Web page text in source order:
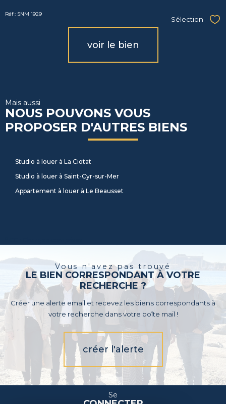
Réf : SNM 1929
Sélection
voir le bien
Mais aussi
NOUS POUVONS VOUS
PROPOSER D'AUTRES BIENS
Studio à louer à La Ciotat
Studio à louer à Saint-Cyr-sur-Mer
Appartement à louer à Le Beausset
Vous n'avez pas trouvé
LE BIEN CORRESPONDANT À VOTRE
RECHERCHE ?
Créer une alerte email et recevez les biens correspondants à
votre recherche dans votre boîte mail !
créer l'alerte
Se